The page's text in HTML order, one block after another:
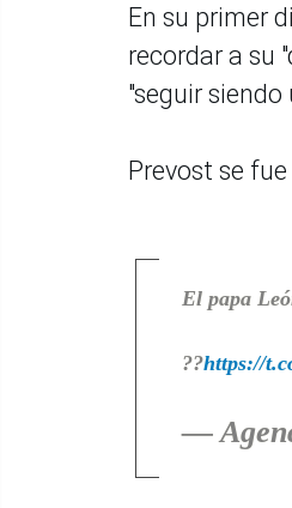
En su primer
recordar a su
"seguir
Prevost se
El papa
??https://
—